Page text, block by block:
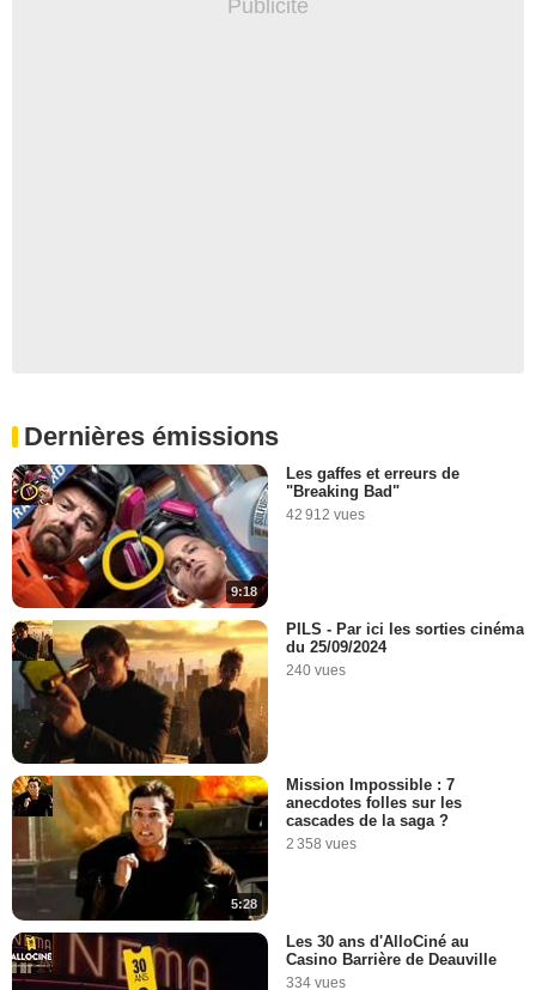
Dernières émissions
9:18
Les gaffes et erreurs de
"Breaking Bad"
42 912 vues
PILS - Par ici les sorties cinéma
du 25/09/2024
240 vues
5:28
Mission Impossible : 7
anecdotes folles sur les
cascades de la saga ?
2 358 vues
Les 30 ans d'AlloCiné au
Casino Barrière de Deauville
334 vues